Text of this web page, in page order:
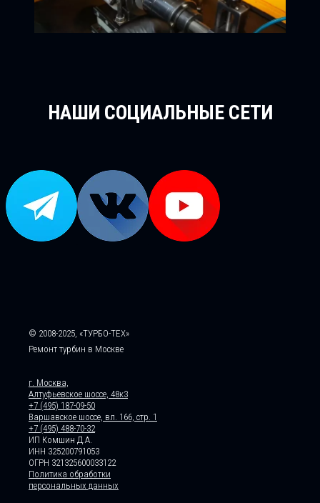
НАШИ СОЦИАЛЬНЫЕ СЕТИ
© 2008-2025, «ТУРБО-ТЕХ»
Ремонт турбин в Москве
г. Москва,
Алтуфьевское шоссе, 48к3
+7 (495) 187-09-50
Варшавское шоссе, вл. 166, стр. 1
+7 (495) 488-70-32
ИП Комшин Д.А.
ИНН 325200791053
ОГРН 321325600033122
Политика обработки
персональных данных